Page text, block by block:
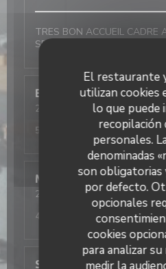
El restaurante
utilizan cookies
lo que puede
recopilación
personales.
denominadas
son obligatorias
por defecto.
opcionales
cookies
para analizar su
TRES BON ACCUEIL CADRE
SERVICE NOUS REVIENDRONS
Bruno
2026-08-07
- 18:45 -
Ambiente:5/5
5
MELANIE B
2026-08-06- 12:15 -
Ambiente:4/5
4
Sebastien V